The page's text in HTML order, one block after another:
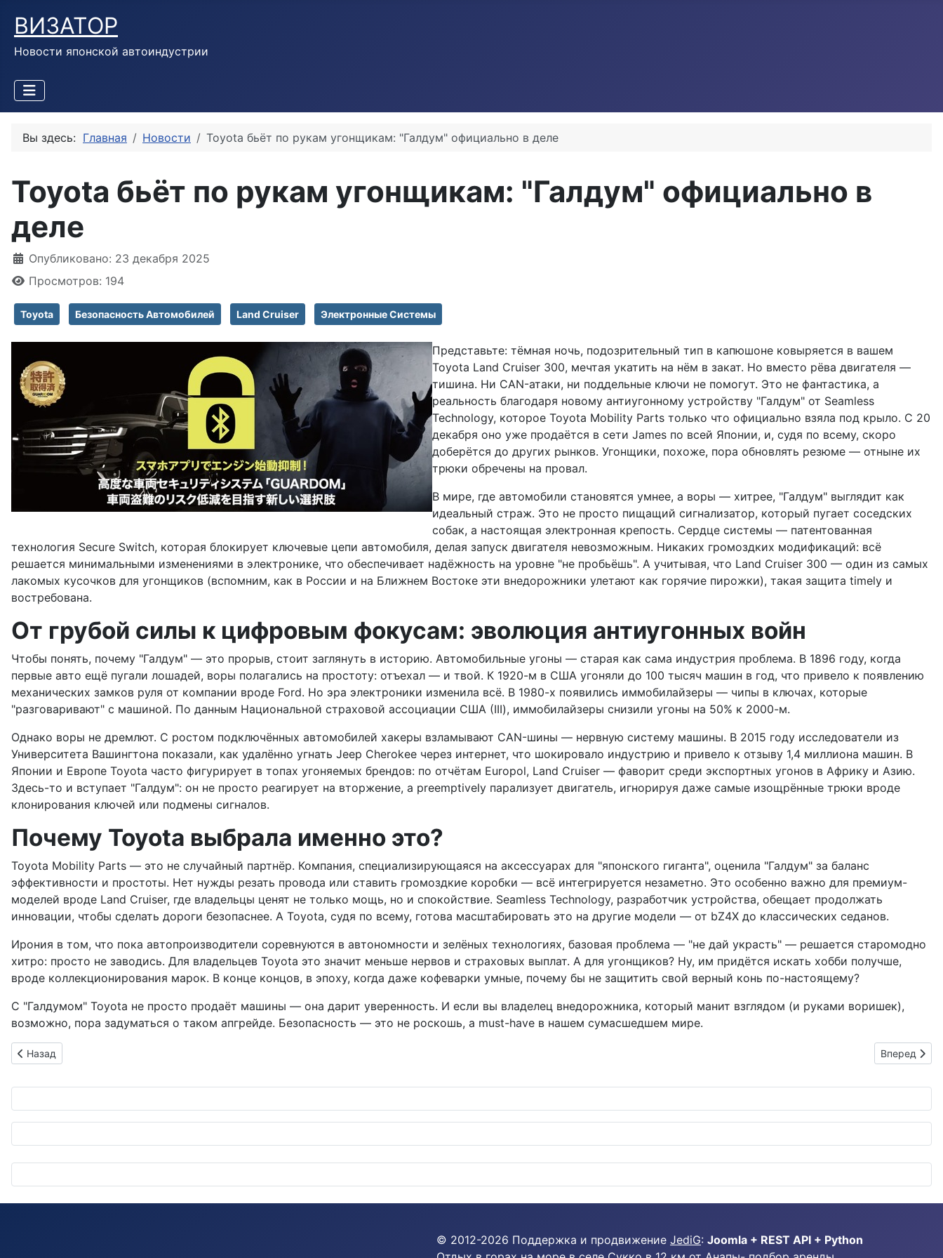
ВИЗАТОР
Новости японской автоиндустрии
Вы здесь: Главная Новости Toyota бьёт по рукам угонщикам: "Галдум" официально в деле
Toyota бьёт по рукам угонщикам: "Галдум" официально в
деле
Информация о материале
Опубликовано: 23 декабря 2025
Просмотров: 194
Toyota Безопасность Автомобилей Land Cruiser Электронные Системы
Представьте: тёмная ночь, подозрительный тип в капюшоне ковыряется в вашем
Toyota Land Cruiser 300, мечтая укатить на нём в закат. Но вместо рёва двигателя —
тишина. Ни CAN-атаки, ни поддельные ключи не помогут. Это не фантастика, а
реальность благодаря новому антиугонному устройству "Галдум" от Seamless
Technology, которое Toyota Mobility Parts только что официально взяла под крыло. С 20
декабря оно уже продаётся в сети James по всей Японии, и, судя по всему, скоро
доберётся до других рынков. Угонщики, похоже, пора обновлять резюме — отныне их
трюки обречены на провал.
В мире, где автомобили становятся умнее, а воры — хитрее, "Галдум" выглядит как
идеальный страж. Это не просто пищащий сигнализатор, который пугает соседских
собак, а настоящая электронная крепость. Сердце системы — патентованная
технология Secure Switch, которая блокирует ключевые цепи автомобиля, делая запуск двигателя невозможным. Никаких громоздких модификаций: всё
решается минимальными изменениями в электронике, что обеспечивает надёжность на уровне "не пробьёшь". А учитывая, что Land Cruiser 300 — один из самых
лакомых кусочков для угонщиков (вспомним, как в России и на Ближнем Востоке эти внедорожники улетают как горячие пирожки), такая защита timely и
востребована.
От грубой силы к цифровым фокусам: эволюция антиугонных войн
Чтобы понять, почему "Галдум" — это прорыв, стоит заглянуть в историю. Автомобильные угоны — старая как сама индустрия проблема. В 1896 году, когда
первые авто ещё пугали лошадей, воры полагались на простоту: отъехал — и твой. К 1920-м в США угоняли до 100 тысяч машин в год, что привело к появлению
механических замков руля от компании вроде Ford. Но эра электроники изменила всё. В 1980-х появились иммобилайзеры — чипы в ключах, которые
"разговаривают" с машиной. По данным Национальной страховой ассоциации США (III), иммобилайзеры снизили угоны на 50% к 2000-м.
Однако воры не дремлют. С ростом подключённых автомобилей хакеры взламывают CAN-шины — нервную систему машины. В 2015 году исследователи из
Университета Вашингтона показали, как удалённо угнать Jeep Cherokee через интернет, что шокировало индустрию и привело к отзыву 1,4 миллиона машин. В
Японии и Европе Toyota часто фигурирует в топах угоняемых брендов: по отчётам Europol, Land Cruiser — фаворит среди экспортных угонов в Африку и Азию.
Здесь-то и вступает "Галдум": он не просто реагирует на вторжение, а preemptively парализует двигатель, игнорируя даже самые изощрённые трюки вроде
клонирования ключей или подмены сигналов.
Почему Toyota выбрала именно это?
Toyota Mobility Parts — это не случайный партнёр. Компания, специализирующаяся на аксессуарах для "японского гиганта", оценила "Галдум" за баланс
эффективности и простоты. Нет нужды резать провода или ставить громоздкие коробки — всё интегрируется незаметно. Это особенно важно для премиум-
моделей вроде Land Cruiser, где владельцы ценят не только мощь, но и спокойствие. Seamless Technology, разработчик устройства, обещает продолжать
инновации, чтобы сделать дороги безопаснее. А Toyota, судя по всему, готова масштабировать это на другие модели — от bZ4X до классических седанов.
Ирония в том, что пока автопроизводители соревнуются в автономности и зелёных технологиях, базовая проблема — "не дай украсть" — решается старомодно
хитро: просто не заводись. Для владельцев Toyota это значит меньше нервов и страховых выплат. А для угонщиков? Ну, им придётся искать хобби получше,
вроде коллекционирования марок. В конце концов, в эпоху, когда даже кофеварки умные, почему бы не защитить свой верный конь по-настоящему?
С "Галдумом" Toyota не просто продаёт машины — она дарит уверенность. И если вы владелец внедорожника, который манит взглядом (и руками воришек),
возможно, пора задуматься о таком апгрейде. Безопасность — это не роскошь, а must-have в нашем сумасшедшем мире.
Предыдущий: BNP Paribas скупит Athlon у Mercedes-Benz: Лизинговый рынок Европы на грани дуэта гигантов
Назад Следующий:
Вперед
© 2012-2026 Поддержка и продвижение JediG: Joomla + REST API + Python